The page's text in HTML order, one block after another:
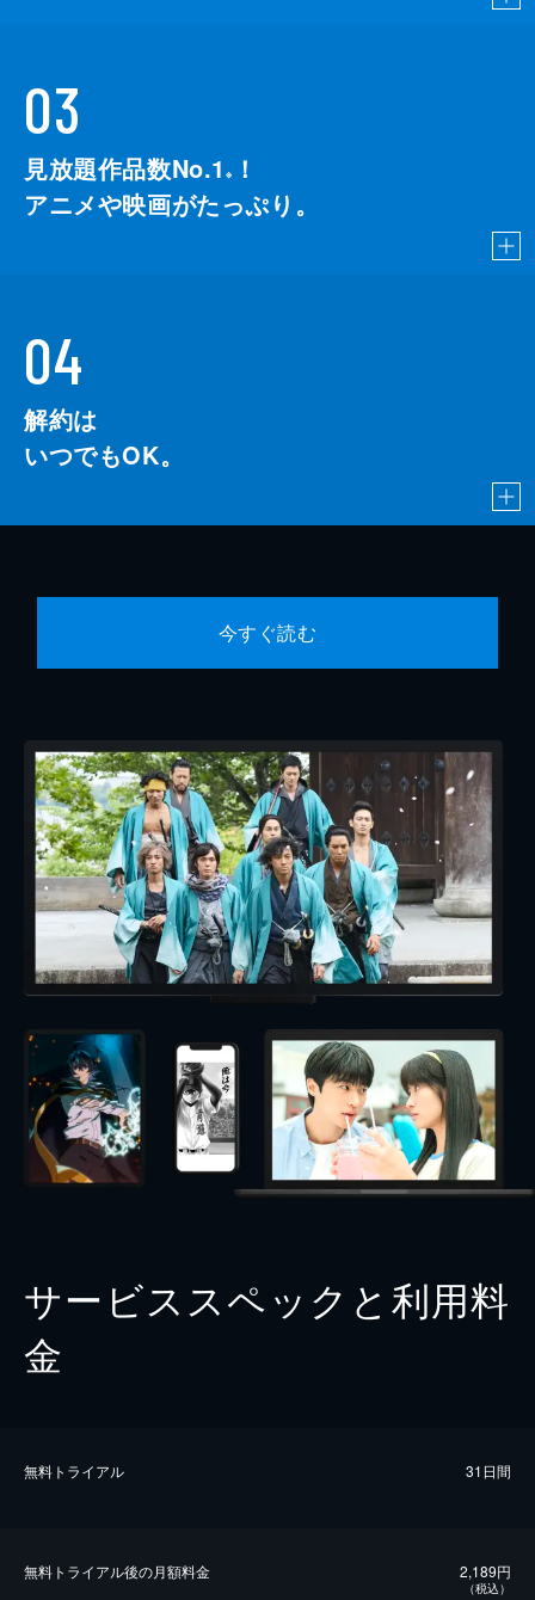
03
見放題作品数No.1 ※
！
アニメや映画がたっぷり。
04
解約は
いつでもOK。
今すぐ読む
サービススペックと利用料
金
無料トライアル 31日間
無料トライアル後の⽉額料金 2,189円
（税込）